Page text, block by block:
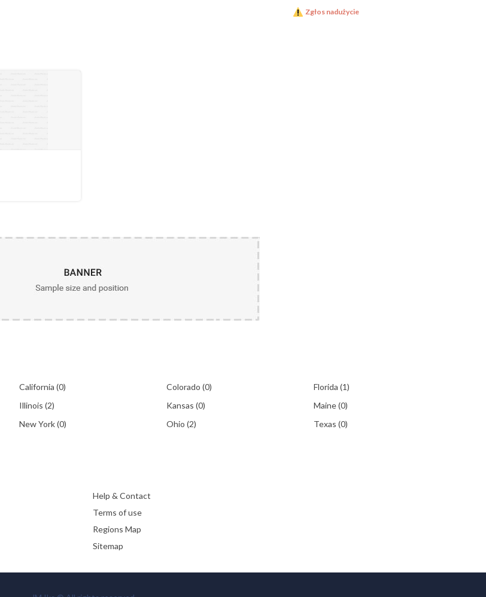
Zgłos nadużycie
California (0) Colorado (0) Florida (1)
Illinois (2) Kansas (0) Maine(0)
New York(0) Ohio (2) Texas (0)
Help & Contact
Terms of use
Regions Map
Sitemap